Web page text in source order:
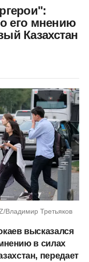
его мнению
Казахстан
Владимир Третьяков
высказался
в силах
передает